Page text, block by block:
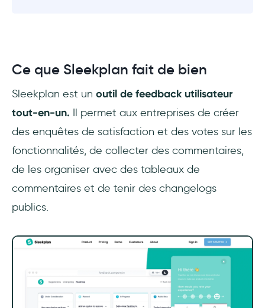
Ce que Sleekplan fait de bien
Sleekplan est un outil de feedback utilisateur
tout-en-un. Il permet aux entreprises de créer
des enquêtes de satisfaction et des votes sur les
fonctionnalités, de collecter des commentaires,
de les organiser avec des tableaux de
commentaires et de tenir des changelogs
publics.